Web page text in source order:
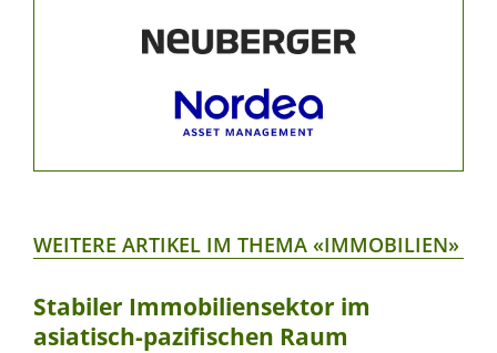
WEITERE ARTIKEL IM THEMA «IMMOBILIEN»
Stabiler Immobiliensektor im
asiatisch-pazifischen Raum